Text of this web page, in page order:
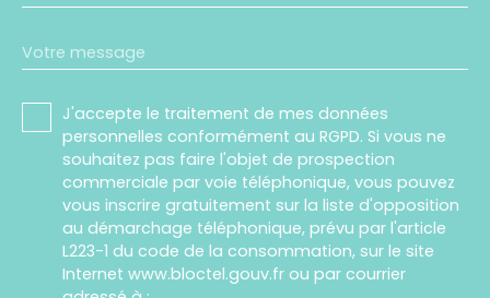
Votre message
J'accepte le traitement de mes données
personnelles conformément au RGPD. Si vous ne
souhaitez pas faire l'objet de prospection
commerciale par voie téléphonique, vous pouvez
vous inscrire gratuitement sur la liste d'opposition
au démarchage téléphonique, prévu par l'article
L223-1 du code de la consommation, sur le site
Internet www.bloctel.gouv.fr ou par courrier